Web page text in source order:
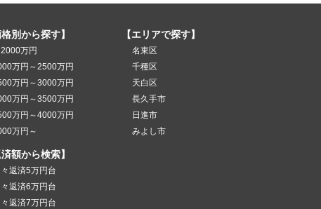
格別から探す】
2000万円
万円～2500万円
万円～3000万円
万円～3500万円
万円～4000万円
万円～
済額から検索】
々返済5万円台
々返済6万円台
々返済7万円台
【エリアで探す】
名東区
千種区
天白区
長久手市
日進市
みよし市